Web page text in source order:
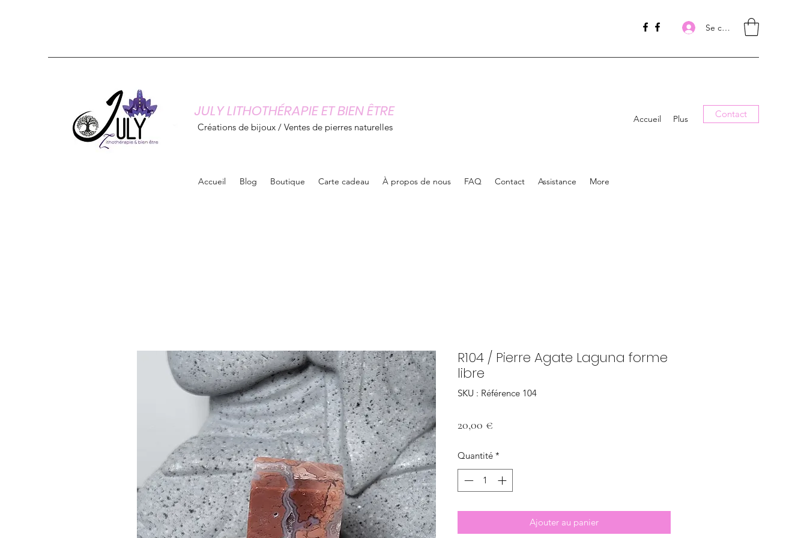
Se connecter
JULY LITHOTHÉRAPIE ET BIEN ÊTRE
Créations de bijoux / Ventes de pierres naturelles
Accueil Plus Contact
Accueil Blog Boutique Carte cadeau À propos de nous FAQ Contact Assistance More
R104 / Pierre Agate Laguna forme
libre
SKU : Référence 104
20,00 €
Quantité *
Ajouter au panier